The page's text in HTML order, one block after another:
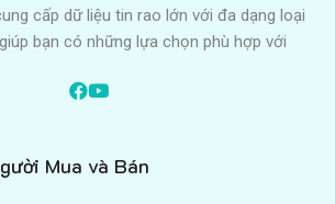
cấp dữ liệu tin rao lớn với đa dạng loại
bạn có những lựa chọn phù hợp với
Mua và Bán